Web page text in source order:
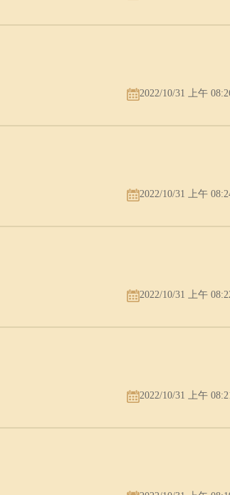
2022/10/31 上午
2022/10/31 上午
2022/10/31 上午
2022/10/31 上午